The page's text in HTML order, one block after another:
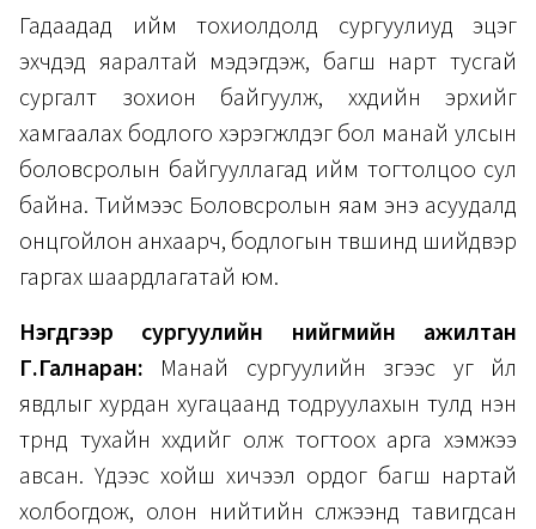
Гадаадад ийм тохиолдолд сургуулиуд эцэг
эхчүүдэд яаралтай мэдэгдэж, багш нарт тусгай
сургалт зохион байгуулж, хүүхдийн эрхийг
хамгаалах бодлого хэрэгжүүлдэг бол манай улсын
боловсролын байгууллагад ийм тогтолцоо сул
байна. Тиймээс Боловсролын яам энэ асуудалд
онцгойлон анхаарч, бодлогын түвшинд шийдвэр
гаргах шаардлагатай юм.
Нэгдүгээр сургуулийн нийгмийн ажилтан
Г.Галнаран: Манай сургуулийн зүгээс уг үйл
явдлыг хурдан хугацаанд тодруулахын тулд нэн
түрүүнд тухайн хүүхдийг олж тогтоох арга хэмжээ
авсан. Үдээс хойш хичээл ордог багш нартай
холбогдож, олон нийтийн сүлжээнд тавигдсан